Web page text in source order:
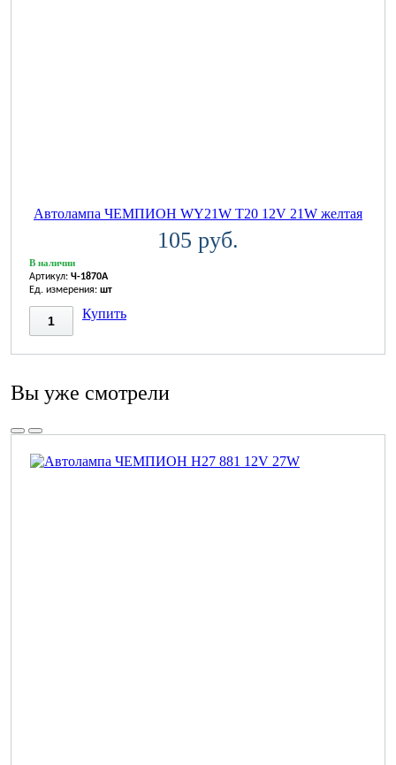
Автолампа ЧЕМПИОН WY21W T20 12V 21W желтая
105 руб.
В наличии
Артикул: Ч-1870A
Ед. измерения: шт
Купить
Вы уже смотрели